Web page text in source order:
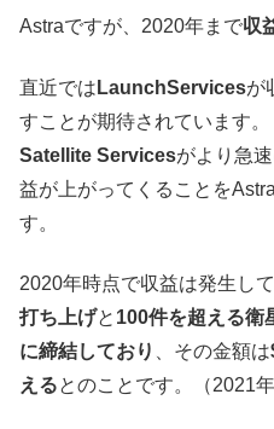
Astraですが、2020年まで収
直近では LaunchServicesが
すことが期待されています。
Satellite Servicesがより急
益が上がってくることを
す。
2020年時点で収益は発生し
打ち上げと 100件を超える衛
に締結しており
、その金額は
えるとのことです。（2021